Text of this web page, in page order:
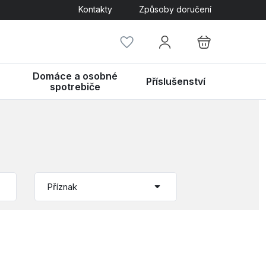
Kontakty Způsoby doručení
Domáce a osobné
spotrebiče
Příslušenství
Příznak